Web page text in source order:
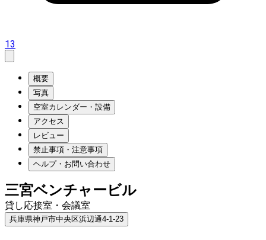
13
概要
写真
空室カレンダー・設備
アクセス
レビュー
禁止事項・注意事項
ヘルプ・お問い合わせ
三宮ベンチャービル
貸し応接室・会議室
兵庫県神戸市中央区浜辺通4-1-23